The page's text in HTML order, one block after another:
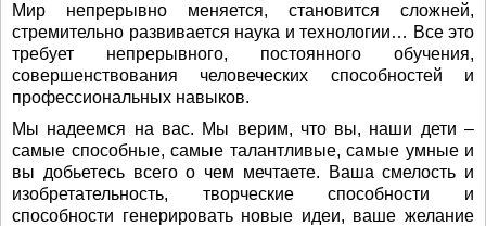
Мир непрерывно меняется, становится сложней,
стремительно развивается наука и технологии… Все это
требует непрерывного, постоянного обучения,
совершенствования человеческих способностей и
профессиональных навыков.
Мы надеемся на вас. Мы верим, что вы, наши дети –
самые способные, самые талантливые, самые умные и
вы добьетесь всего о чем мечтаете. Ваша смелость и
изобретательность, творческие способности и
способности генерировать новые идеи, ваше желание